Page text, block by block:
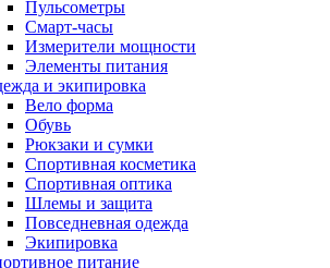
Пульсометры
Смарт-часы
Измерители мощности
Элементы питания
и экипировка
Вело форма
Обувь
Рюкзаки и сумки
Спортивная косметика
Спортивная оптика
Шлемы и защита
Повседневная одежда
Экипировка
питание